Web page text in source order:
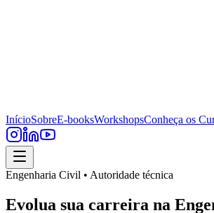
InícioSobreE-booksWorkshopsConheça os
Engenharia Civil • Autoridade técnica
Evolua sua carreira na